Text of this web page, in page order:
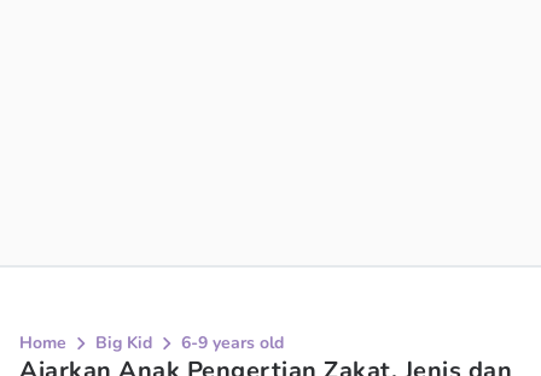
Home Big Kid 6-9 years old